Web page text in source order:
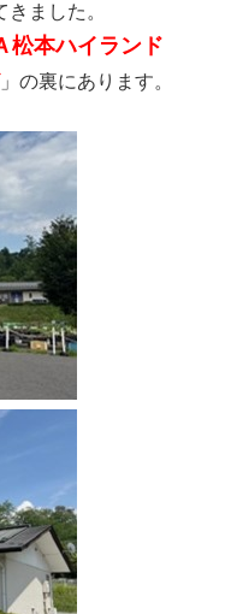
きました。
松本ハイランド
」の裏にあります。